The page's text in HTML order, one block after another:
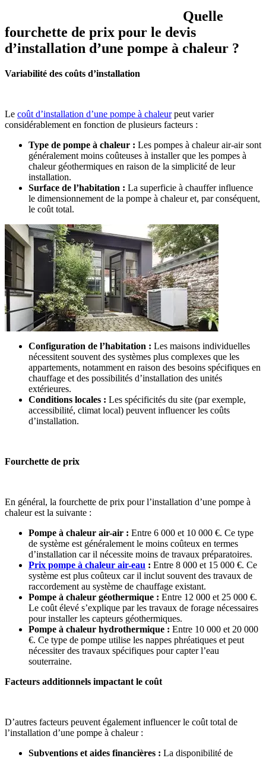
Quelle
fourchette de prix pour le devis
d’installation d’une pompe à chaleur ?
Variabilité des coûts d’installation
Le coût d’installation d’une pompe à chaleurpeut varier
considérablement en fonction de plusieurs facteurs :
Type de pompe à chaleur : Les pompes à chaleur air-air sont
généralement moins coûteuses à installer que les pompes à
chaleur géothermiques en raison de la simplicité de leur
installation.
Surface de l’habitation : La superficie à chauffer influence
le dimensionnement de la pompe à chaleur et, par conséquent,
le coût total.
Configuration de l’habitation : Les maisons individuelles
nécessitent souvent des systèmes plus complexes que les
appartements, notamment en raison des besoins spécifiques en
chauffage et des possibilités d’installation des unités
extérieures.
Conditions locales : Les spécificités du site (par exemple,
accessibilité, climat local) peuvent influencer les coûts
d’installation.
Fourchette de prix
En général, la fourchette de prix pour l’installation d’une pompe à
chaleur est la suivante :
Pompe à chaleur air-air : Entre 6 000 et 10 000 €. Ce type
de système est généralement le moins coûteux en termes
d’installation car il nécessite moins de travaux préparatoires.
Prix pompe à chaleur air-eau : Entre 8 000 et 15 000 €. Ce
système est plus coûteux car il inclut souvent des travaux de
raccordement au système de chauffage existant.
Pompe à chaleur géothermique : Entre 12 000 et 25 000 €.
Le coût élevé s’explique par les travaux de forage nécessaires
pour installer les capteurs géothermiques.
Pompe à chaleur hydrothermique : Entre 10 000 et 20 000
€. Ce type de pompe utilise les nappes phréatiques et peut
nécessiter des travaux spécifiques pour capter l’eau
souterraine.
Facteurs additionnels impactant le coût
D’autres facteurs peuvent également influencer le coût total de
l’installation d’une pompe à chaleur :
Subventions et aides financières : La disponibilité de